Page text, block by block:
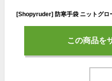
この商品を